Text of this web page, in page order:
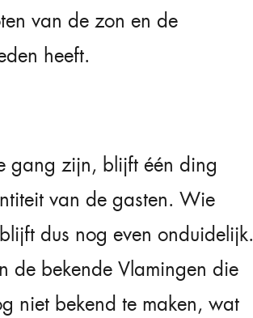
van de zon en de
heeft.
gang zijn, blijft één ding
van de gasten. Wie
dus nog even onduidelijk.
de bekende Vlamingen die
niet bekend te maken, wat